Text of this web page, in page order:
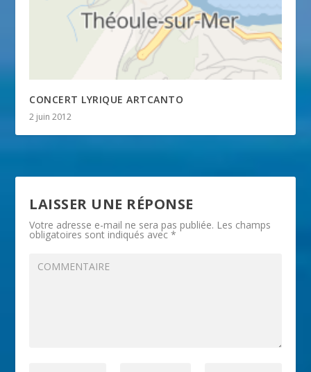
CONCERT LYRIQUE ARTCANTO
2 juin 2012
LAISSER UNE RÉPONSE
Votre adresse e-mail ne sera pas publiée. Les champs
obligatoires sont indiqués avec*